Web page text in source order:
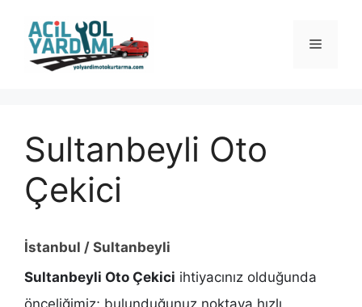
Menü
Sultanbeyli Oto
Çekici
İstanbul / Sultanbeyli
Sultanbeyli Oto Çekici ihtiyacınız olduğunda
önceliğimiz; bulunduğunuz noktaya hızlı